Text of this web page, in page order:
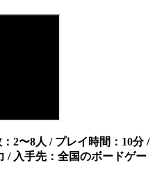
2〜8人 / プレイ時間：10分 /
/ 入手先：全国のボードゲー